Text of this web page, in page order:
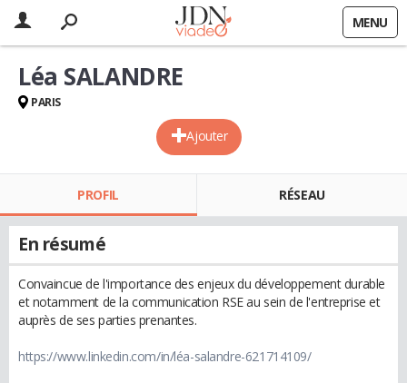
MENU
Ajouter
Léa SALANDRE
PARIS
PROFIL RÉSEAU
En résumé
Convaincue de l'importance des enjeux du développement durable
et notamment de la communication RSE au sein de l'entreprise et
auprès de ses parties prenantes.
https://www.linkedin.com/in/léa-salandre-621714109/